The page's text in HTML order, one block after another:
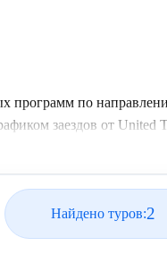
программ по
заездов от United
Найдено туров:2